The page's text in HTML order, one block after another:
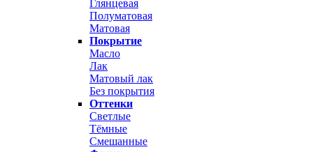
Глянцевая
Полуматовая
Матовая
Покрытие
Масло
Лак
Матовый лак
Без покрытия
Оттенки
Светлые
Тёмные
Смешанные